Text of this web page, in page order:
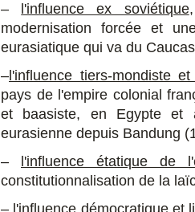
–
l'influence ex soviétique
modernisation forcée et
eurasiatique qui va du
– l'influence tiers-mondiste
pays de l'empire colonial
et baasiste, en Egypte et
eurasienne depuis Bandung
– l'influence étatique de
constitutionnalisation de la
– l'influence démocratique et